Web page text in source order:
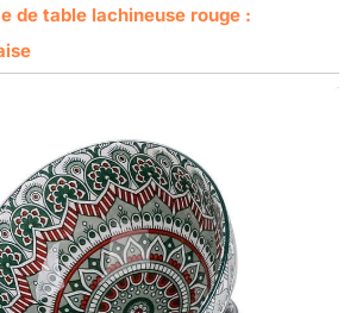
de table lachineuse rouge :